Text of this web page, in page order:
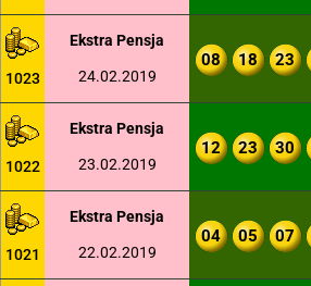
1023
Ekstra Pensja
24.02.2019
08 18 23
1022
Ekstra Pensja
23.02.2019
12 23 30
1021
Ekstra Pensja
22.02.2019
04 05 07